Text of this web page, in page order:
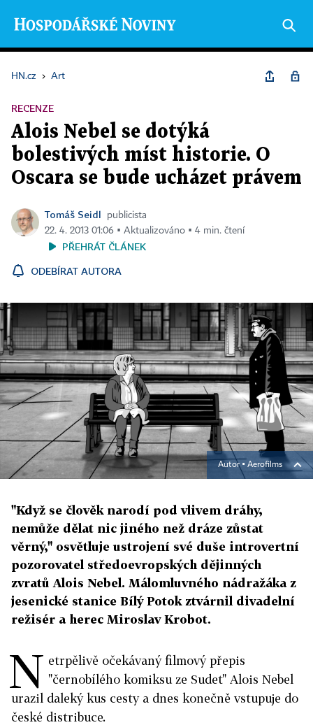
HN.cz › Art
RECENZE
Alois Nebel se dotýká
bolestivých míst historie. O
Oscara se bude ucházet právem
Tomáš Seidl
publicista
22. 4. 2013 01:06 ▪ Aktualizováno ▪ 4 min. čtení
PŘEHRÁT ČLÁNEK
ODEBÍRAT AUTORA
Autor ▪ Aerofilms
"Když se člověk narodí pod vlivem dráhy,
nemůže dělat nic jiného než dráze zůstat
věrný," osvětluje ustrojení své duše introvertní
pozorovatel středoevropských dějinných
zvratů Alois Nebel. Málomluvného nádražáka z
jesenické stanice Bílý Potok ztvárnil divadelní
režisér a herec Miroslav Krobot.
N etrpělivě očekávaný filmový přepis
"černobílého komiksu ze Sudet" Alois Nebel
urazil daleký kus cesty a dnes konečně vstupuje do
české distribuce.